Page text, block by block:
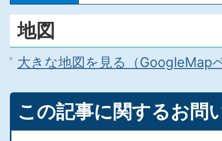
地図
大きな地図を見る（GoogleMap
この記事に関するお問